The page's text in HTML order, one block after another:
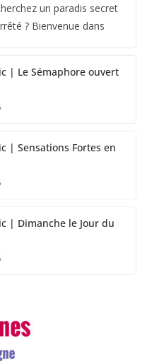
un paradis secret
? Bienvenue dans
| Le Sémaphore ouvert
| Sensations Fortes en
| Dimanche le Jour du